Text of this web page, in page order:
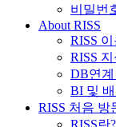
비밀번
About RISS
RISS
RISS 지
DB연
BI 및
RISS 처음 방
RISS란?